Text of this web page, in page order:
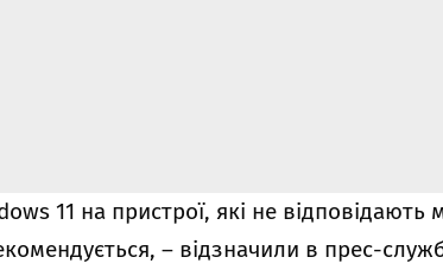
11 на пристрої, які не
– відзначили в прес-